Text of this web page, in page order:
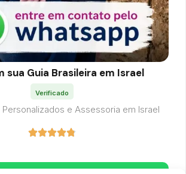
sua Guia Brasileira em Israel
Verificado
Personalizados e Assessoria em Israel